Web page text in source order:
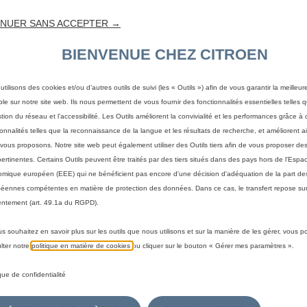
véhicule
méthode pour identifier votre véhicule et afficher les
Par modèle
Par N° de VIN
SANS ACCEPTER →
BIENVENUE CHEZ CITROEN
des cookies et/ou d’autres outils de suivi (les « Outils ») afin de vous garantir la
sur notre site web. Ils nous permettent de vous fournir des fonctionnalités essentielles telles
du réseau et l’accessibilité. Les Outils améliorent la convivialité et les performances grâce à
telles que la reconnaissance de la langue et les résultats de recherche, et améliorent
proposons. Notre site web peut également utiliser des Outils tiers afin de vous proposer
Certains Outils peuvent être traités par des tiers situés dans des pays hors de
européen (EEE) qui ne bénéficient pas encore d'une décision d'adéquation de la part
compétentes en matière de protection des données. Dans ce cas, le transfert repose
(art. 49.1a du RGPD).
souhaitez en savoir plus sur les outils que nous utilisons et sur la manière de les gérer, vous
notre politique en matière de cookies ou cliquer sur le bouton « Gérer mes paramètres ».
de confidentialité